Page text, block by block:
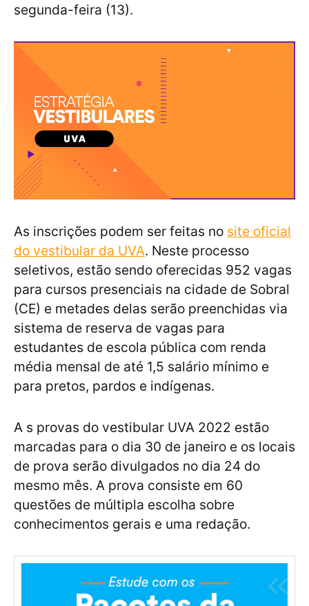
segunda-feira (13).
As inscrições podem ser feitas no site oficial
do vestibular da UVA. Neste processo
seletivos, estão sendo oferecidas 952 vagas
para cursos presenciais na cidade de Sobral
(CE) e metades delas serão preenchidas via
sistema de reserva de vagas para
estudantes de escola pública com renda
média mensal de até 1,5 salário mínimo e
para pretos, pardos e indígenas.
A s provas do vestibular UVA 2022 estão
marcadas para o dia 30 de janeiro e os locais
de prova serão divulgados no dia 24 do
mesmo mês. A prova consiste em 60
questões de múltipla escolha sobre
conhecimentos gerais e uma redação.